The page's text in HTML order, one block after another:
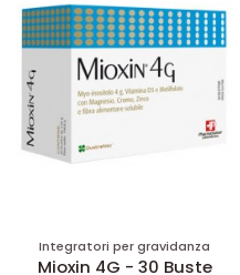
Integratori per gravidanza
Mioxin 4G - 30 Buste